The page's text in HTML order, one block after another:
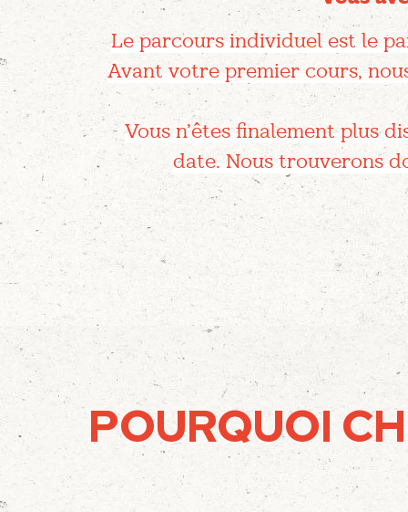
Le parcours individuel est le
Avant votre premier cours,
Vous n’êtes finalement plus
date. Nous trouverons
POURQUOI